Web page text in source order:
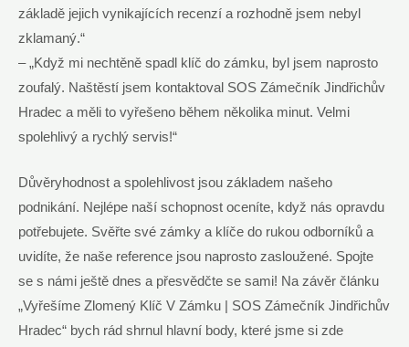
základě jejich vynikajících recenzí a rozhodně jsem nebyl
zklamaný.“
– „Když mi nechtěně spadl klíč do zámku, byl jsem naprosto
zoufalý. Naštěstí jsem kontaktoval SOS Zámečník Jindřichův
Hradec a měli to vyřešeno během několika minut. Velmi
spolehlivý a rychlý servis!“
Důvěryhodnost a spolehlivost jsou základem našeho
podnikání. Nejlépe naší schopnost oceníte, když nás opravdu
potřebujete. Svěřte své zámky a klíče do rukou odborníků a
uvidíte, že naše reference jsou naprosto zasloužené. Spojte
se s námi ještě dnes a přesvědčte se sami! Na závěr článku
„Vyřešíme Zlomený Klíč V Zámku | SOS Zámečník Jindřichův
Hradec“ bych rád shrnul hlavní body, které jsme si zde